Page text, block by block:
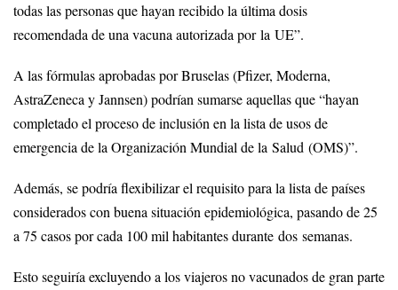
todas las personas que hayan recibido la última dosis
recomendada de una vacuna autorizada por la UE”.
A las fórmulas aprobadas por Bruselas (Pfizer, Moderna,
AstraZeneca y Jannsen) podrían sumarse aquellas que “hayan
completado el proceso de inclusión en la lista de usos de
emergencia de la Organización Mundial de la Salud (OMS)”.
Además, se podría flexibilizar el requisito para la lista de países
considerados con buena situación epidemiológica, pasando de 25
a 75 casos por cada 100 mil habitantes durante dos semanas.
Esto seguiría excluyendo a los viajeros no vacunados de gran parte